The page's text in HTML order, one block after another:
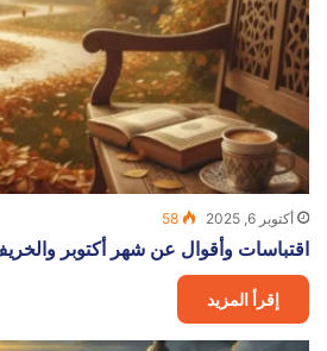
أكتوبر 6, 2025 58
اقتباسات وأقوال عن شهر أكتوبر
إقرأ المزيد